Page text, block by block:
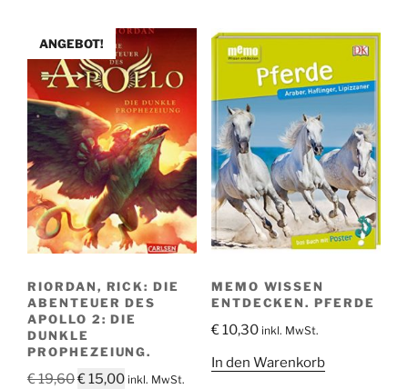
ANGEBOT!
RIORDAN, RICK: DIE
ABENTEUER DES
APOLLO 2: DIE
DUNKLE
PROPHEZEIUNG.
€19,60Ursprünglicher
€15,00Aktueller
inkl. MwSt.
MEMO WISSEN
ENTDECKEN. PFERDE
€10,30 inkl. MwSt.
In den Warenkorb